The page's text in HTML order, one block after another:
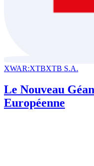
XWAR:XTBXTB S.A.
Le Nouveau
Européenne